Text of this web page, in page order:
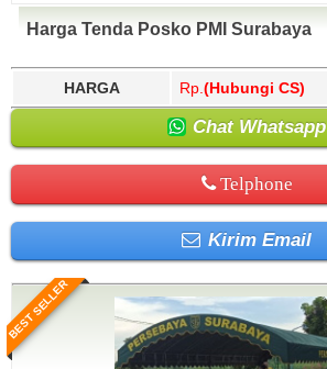
Harga Tenda Posko PMI Surabaya
HARGA Rp. (Hubungi CS)
Chat Whatsapp
Telphone
Kirim Email
BEST SELLER